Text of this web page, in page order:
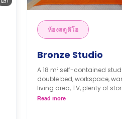
ห้องสตูดิโอ
Bronze Studio
A 18 m² self-contained
double bed, workspace,
living area, TV, plenty of
private bathroom, and
Read more